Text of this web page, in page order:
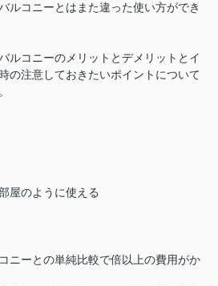
ルコニーとはまた違った使い方ができ
ルコニーのメリットとデメリットとイ
の注意しておきたいポイントについて
屋のように使える
ニーとの単純比較で倍以上の費用がか